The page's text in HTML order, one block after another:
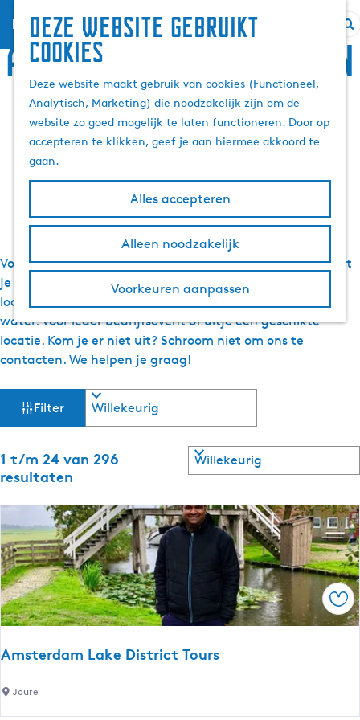
Deze website gebruikt
cookies
Deze website maakt gebruik van cookies (Functioneel,
Analytisch, Marketing) die noodzakelijk zijn om de
website zo goed mogelijk te laten functioneren. Door op
accepteren te klikken, geef je aan hiermee akkoord te
gaan.
Alles accepteren
Alleen noodzakelijk
Voorkeuren aanpassen
menu
G
a
n
a
a
r
e
o
p
g
Z
o
Alle locaties voor een
event, vergadering of
teambuilding in
Friesland
Voor al je event-, vergader- en teambuildinglocaties moet
je in Friesland zijn. Friesland heeft een divers aanbod van
locaties in de natuur, op de waddeneilanden of aan het
water. Voor ieder bedrijfsevent of uitje een geschikte
locatie. Kom je er niet uit? Schroom niet om ons te
contacten. We helpen je graag!
a
t
z
o
e
k
j
Filter
r
t
e
e
r
o
p
:
1 t/m 24 van 296
resultaten
S
o
t
e
e
r
o
p
:
Amsterdam Lake District Tours
A Joure